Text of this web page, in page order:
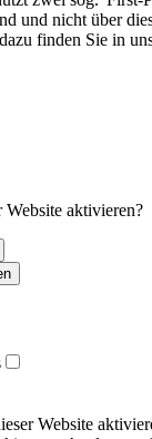
und nicht über
finden Sie in
aktivieren?
Website